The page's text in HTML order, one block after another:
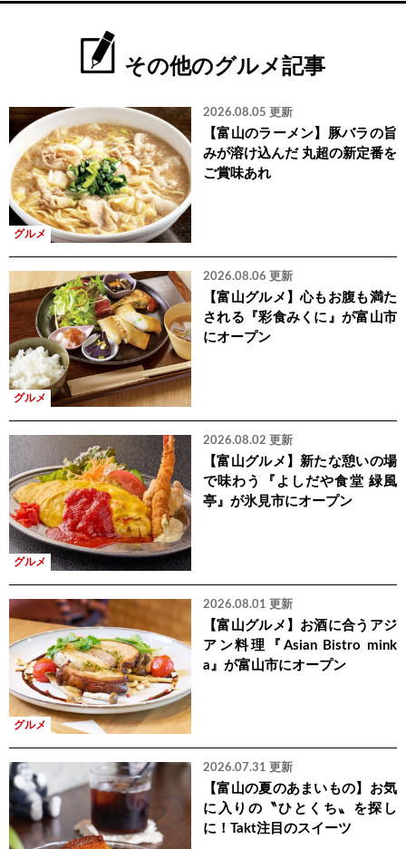
その他のグルメ記事
グルメ
2026.08.05 更新
【富山のラーメン】豚バラの旨
みが溶け込んだ 丸超の新定番を
ご賞味あれ
グルメ
2026.08.06 更新
【富山グルメ】心もお腹も満た
される『彩食みくに』が富山市
にオープン
グルメ
2026.08.02 更新
【富山グルメ】新たな憩いの場
で味わう『よしだや食堂 緑風
亭』が氷見市にオープン
グルメ
2026.08.01 更新
【富山グルメ】お酒に合うアジ
アン料理『Asian Bistro mink
a』が富山市にオープン
2026.07.31 更新
【富山の夏のあまいもの】お気
に入りの〝ひとくち〟を探し
に！Takt注目のスイーツ